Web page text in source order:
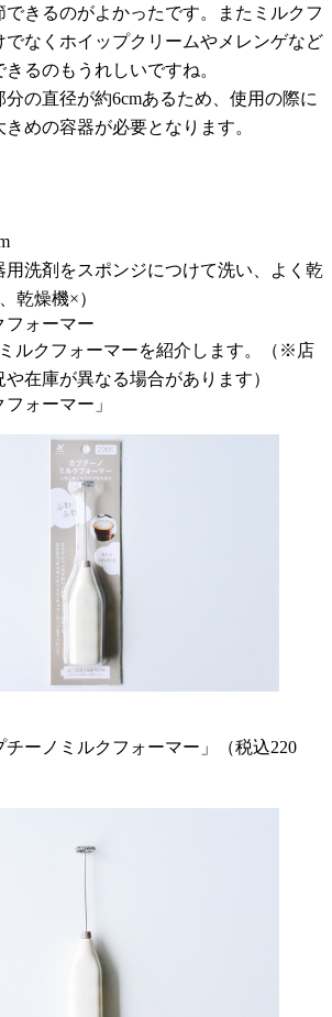
きるのがよかったです。またミルクフ
でなくホイップクリームやメレンゲなど
るのもうれしいですね。
の直径が約6cmあるため、使用の際に
めの容器が必要となります。
用洗剤をスポンジにつけて洗い、よく乾
乾燥機×）
フォーマー
ルクフォーマーを紹介します。（※店
在庫が異なる場合があります）
ォーマー」
ーノミルクフォーマー」（税込220